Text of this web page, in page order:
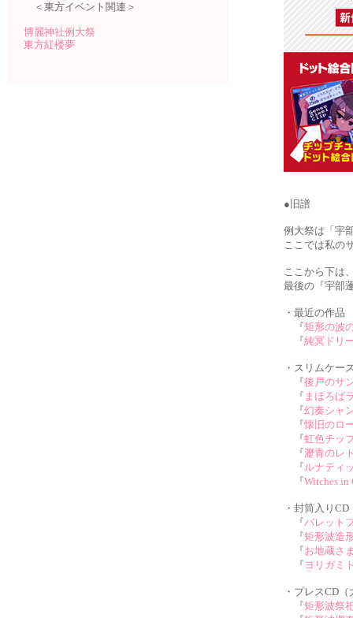
●旧譜
例大祭は「宇
ここでは私の
ここから下は
最後の『宇部
・最近の作品
『矩形の波
『純冥ドリ
・スリムケー
『後戸のサ
『 まほろば
『幻奏シャ
『懐旧のロ
『虹色チッ
『瀝青のレ
『ルナティ
『Witches in
・封筒入り
『バレット
『矩形波造
『お地蔵さ
『 ヨリガミ
・プレスCD
『矩形波祭
＜東方イベント関連＞
博麗神社例大祭
東方紅楼夢